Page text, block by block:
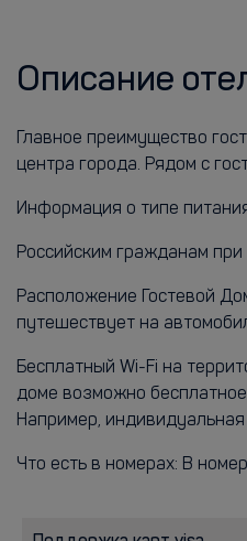
Описание
Главное преимущество
центра города. Рядом с
Информация о типе
Российским гражданам
Расположение Гостевой
путешествует на
Бесплатный Wi-Fi на
доме возможно
Например,
Что есть в номерах: В